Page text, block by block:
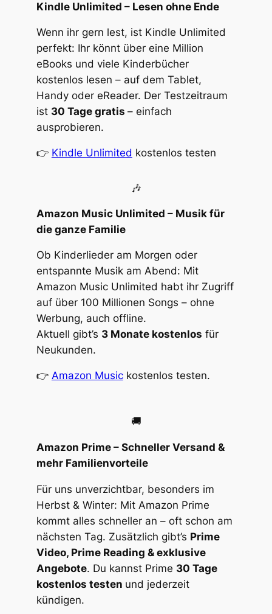
Kindle Unlimited – Lesen ohne Ende
Wenn ihr gern lest, ist Kindle Unlimited
perfekt: Ihr könnt über eine Million
eBooks und viele Kinderbücher
kostenlos lesen – auf dem Tablet,
Handy oder eReader. Der Testzeitraum
ist 30 Tage gratis – einfach
ausprobieren.
👉 Kindle Unlimited kostenlos testen
🎶
Amazon Music Unlimited – Musik für
die ganze Familie
Ob Kinderlieder am Morgen oder
entspannte Musik am Abend: Mit
Amazon Music Unlimited habt ihr Zugriff
auf über 100 Millionen Songs – ohne
Werbung, auch offline.
Aktuell gibt’s 3 Monate kostenlos für
Neukunden.
👉 Amazon Musickostenlos testen.
🚚
Amazon Prime – Schneller Versand &
mehr Familienvorteile
Für uns unverzichtbar, besonders im
Herbst & Winter: Mit Amazon Prime
kommt alles schneller an – oft schon am
nächsten Tag. Zusätzlich gibt’s Prime
Video, Prime Reading & exklusive
Angebote. Du kannst Prime 30 Tage
kostenlos testen und jederzeit
kündigen.